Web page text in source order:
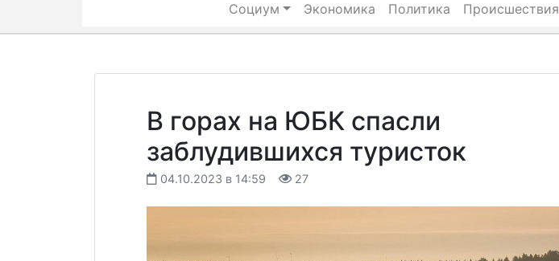
Социум Экономика Политика Происшествия
В горах на ЮБК спасли
заблудившихся туристок
04.10.2023 в 14:59 27